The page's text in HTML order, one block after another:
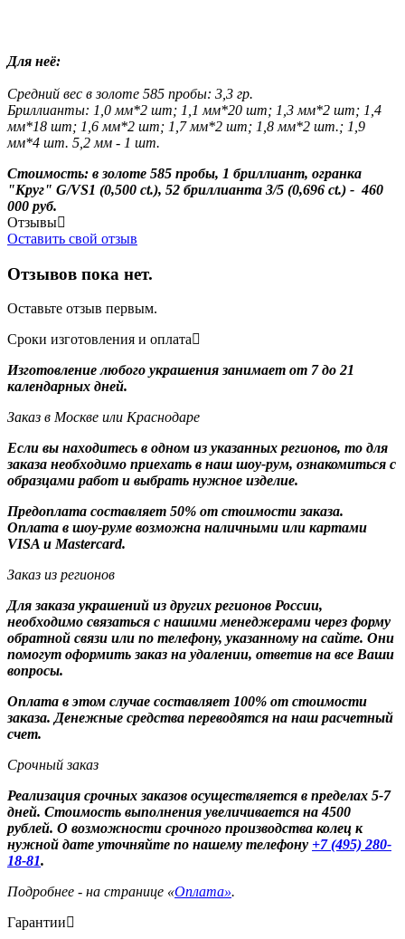
Для неё:
Средний вес в золоте 585 пробы: 3,3 гр.
Бриллианты: 1,0 мм*2 шт; 1,1 мм*20 шт; 1,3 мм*2 шт; 1,4
мм*18 шт; 1,6 мм*2 шт; 1,7 мм*2 шт; 1,8 мм*2 шт.; 1,9
мм*4 шт. 5,2 мм - 1 шт.
Стоимость: в золоте 585 пробы, 1 бриллиант, огранка
"Круг" G/VS1 (0,500 ct.), 52 бриллианта 3/5 (0,696 ct.) - 460
000 руб.
Отзывы
Оставить свой отзыв
Отзывов пока нет.
Оставьте отзыв первым.
Сроки изготовления и оплата
Изготовление любого украшения занимает от 7 до 21
календарных дней.
Заказ в Москве или Краснодаре
Если вы находитесь в одном из указанных регионов, то для
заказа необходимо приехать в наш шоу-рум, ознакомиться с
образцами работ и выбрать нужное изделие.
Предоплата составляет 50% от стоимости заказа.
Оплата в шоу-руме возможна наличными или картами
VISA и Mastercard.
Заказ из регионов
Для заказа украшений из других регионов России,
необходимо связаться с нашими менеджерами через форму
обратной связи или по телефону, указанному на сайте. Они
помогут оформить заказ на удалении, ответив на все Ваши
вопросы.
Оплата в этом случае составляет 100% от стоимости
заказа. Денежные средства переводятся на наш расчетный
счет.
Срочный заказ
Реализация срочных заказов осуществляется в пределах 5-7
дней. Стоимость выполнения увеличивается на 4500
рублей. О возможности срочного производства колец к
нужной дате уточняйте по нашему телефону +7 (495) 280-
18-81.
Подробнее - на странице «Оплата».
Гарантии